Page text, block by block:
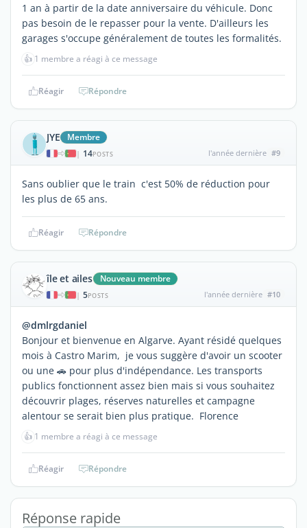
1 an à partir de la date anniversaire du véhicule. Donc
pas besoin de le repasser pour la vente. D'ailleurs les
garages s'occupe généralement de toutes les formalités.
👍 1 membre a réagi à ce message
Réagir Répondre
JYE Membre
| 14POSTS l'année dernière #9
Sans oublier que le train c'est 50% de réduction pour
les plus de 65 ans.
Réagir Répondre
île et ailes Nouveau membre
| 5POSTS l'année dernière #10
@dmlrgdaniel
Bonjour et bienvenue en Algarve. Ayant résidé quelques
mois à Castro Marim, je vous suggère d'avoir un scooter
ou une 🚗 pour plus d'indépendance. Les transports
publics fonctionnent assez bien mais si vous souhaitez
découvrir plages, réserves naturelles et campagne
alentour se serait bien plus pratique. Florence
👍 1 membre a réagi à ce message
Réagir Répondre
Réponse rapide